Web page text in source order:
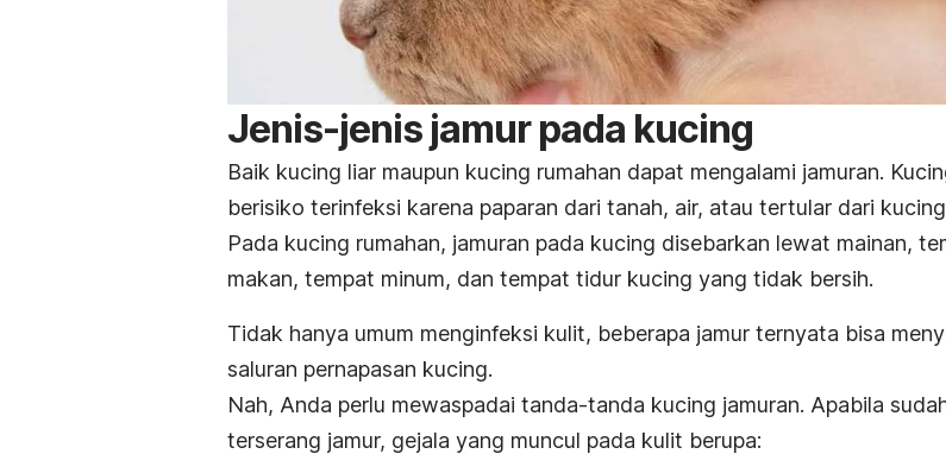
Jenis-jenis jamur pada kucing
Baik kucing liar maupun kucing rumahan dapat mengalami jamuran. K
berisiko terinfeksi karena paparan dari tanah, air, atau tertular dari
Pada kucing rumahan, jamuran pada kucing disebarkan lewat mainan,
makan, tempat minum, dan tempat tidur kucing yang tidak bersih.
Tidak hanya umum menginfeksi kulit, beberapa jamur ternyata bisa
saluran pernapasan kucing.
Nah, Anda perlu mewaspadai tanda-tanda kucing jamuran. Apabila
terserang jamur, gejala yang muncul pada kulit berupa: